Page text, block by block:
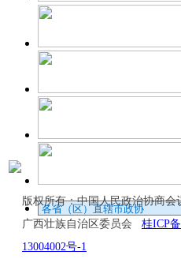
版权所有：中国人民政治协商会
广西壮族自治区委员会 桂ICP备
13004002号-1